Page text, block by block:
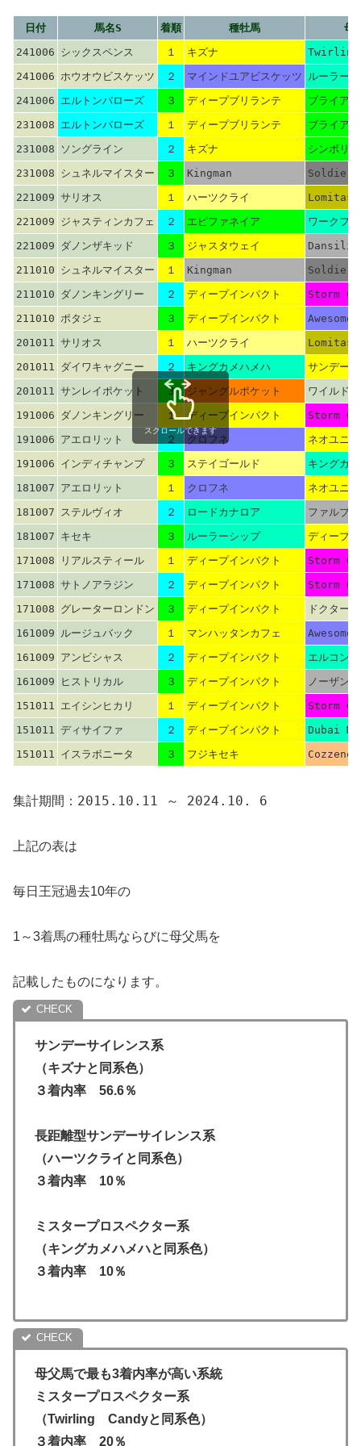
日付 馬名S 着順 種牡馬
母
241006 シックスペンス １ キズナ
Twirling
241006 ホウオウビスケッツ ２ マインドユアビスケッツ ルーラー
241006 エルトンバローズ ３ ディープブリランテ
ブライア
231008 エルトンバローズ １ ディープブリランテ
ブライア
231008
ソングライン ２ キズナ
シンボリ
231008 シュネルマイスター ３ Kingman
Soldier
221009 サリオス １ ハーツクライ
Lomitas
221009 ジャスティンカフェ ２ エピファネイア
ワークフ
221009 ダノンザキッド ３ ジャスタウェイ
Dansili
211010 シュネルマイスター １ Kingman
Soldier
211010 ダノンキングリー ２ ディープインパクト
Storm
211010 ポタジェ ３ ディープインパクト
201011 サリオス １ ハーツクライ
Lomitas
201011 ダイワキャグニー ２ キングカメハメハ
サンデー
201011 サンレイポケット ３ ジャングルポケット
ワイルド
191006 ダノンキングリー １ ディープインパクト
Storm
191006 アエロリット ２ クロフネ
ネオユニ
191006 インディチャンプ ３ ステイゴールド
キングカ
181007 アエロリット １ クロフネ
ネオユニ
181007 ステルヴィオ ２ ロードカナロア
ファルブ
181007 キセキ ３ ルーラーシップ
ディープ
171008
リアルスティール １ ディープインパクト
Storm
171008 サトノアラジン ２ ディープインパクト
Storm
171008 グレーターロンドン ３ ディープインパクト
ドクター
161009 ルージュバック １ マンハッタンカフェ
161009 アンビシャス ２ ディープインパクト
エルコン
161009
ヒストリカル ３ ディープインパクト
ノーザン
151011 エイシンヒカリ １ ディープインパクト
Storm
151011 ディサイファ ２ ディープインパクト
Dubai
151011 イスラボニータ ３ フジキセキ Cozzene
スクロールできます
集計期間：2015.10.11 ～ 2024.10. 6
上記の表は
毎日王冠過去10年の
1～3着馬の種牡馬ならびに母父馬を
記載したものになります。
サンデーサイレンス系
（キズナと同系色）
３着内率 56.6％
長距離型サンデーサイレンス系
（ハーツクライと同系色）
３着内率 10％
ミスタープロスペクター系
（キングカメハメハと同系色）
３着内率 10％
母父馬で最も3着内率が高い系統
ミスタープロスペクター系
（Twirling Candyと同系色）
３着内率 20％